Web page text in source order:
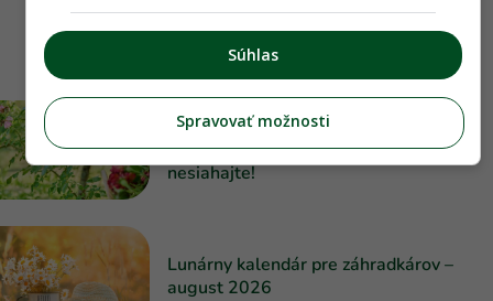
KALENDÁR
Čo rezať v auguste? Udržte rastliny v
kondícii, no na tieto druhy radšej
nesiahajte!
Lunárny kalendár pre záhradkárov –
august 2026
Súhlas
Spravovať možnosti